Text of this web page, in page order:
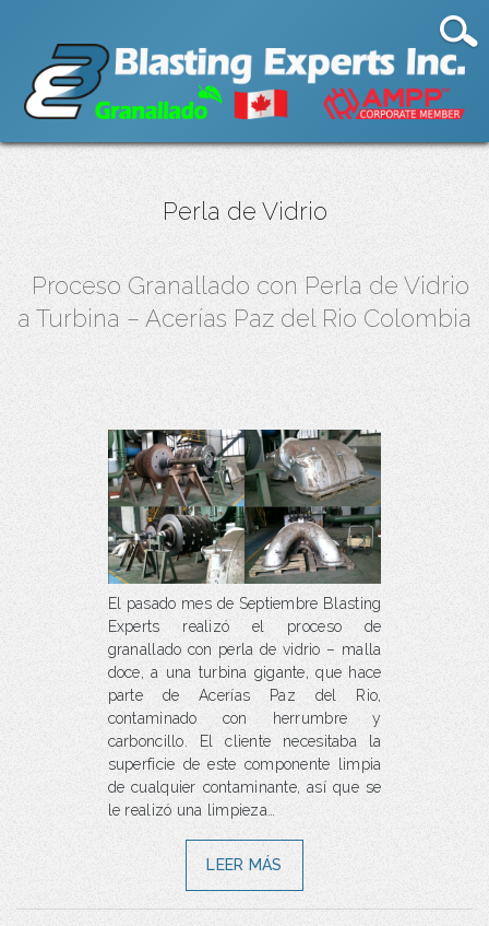
Perla de Vidrio
Proceso Granallado con Perla de Vidrio
a Turbina – Acerías Paz del Rio Colombia
El pasado mes de Septiembre Blasting
Experts realizó el proceso de
granallado con perla de vidrio – malla
doce, a una turbina gigante, que hace
parte de Acerías Paz del Rio,
contaminado con herrumbre y
carboncillo. El cliente necesitaba la
superficie de este componente limpia
de cualquier contaminante, así que se
le realizó una limpieza…
LEER MÁS